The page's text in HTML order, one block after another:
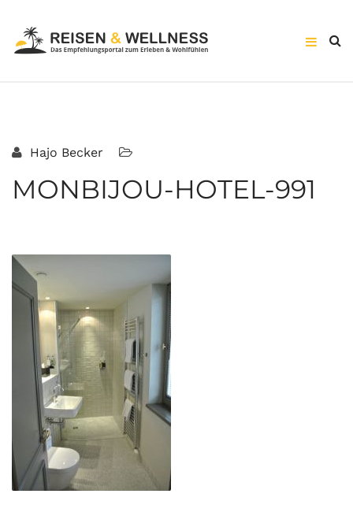
Hajo Becker
MONBIJOU-HOTEL-991